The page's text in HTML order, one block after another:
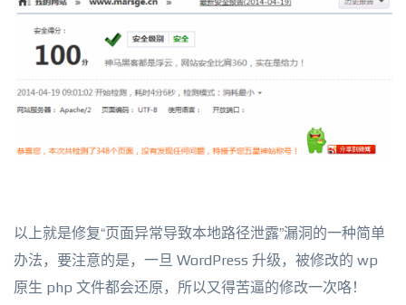
以上就是修复“页面异常导致本地路径泄露”漏洞的一种简单
办法，要注意的是，一旦 WordPress 升级，被修改的 wp
原生 php 文件都会还原，所以又得苦逼的修改一次咯！